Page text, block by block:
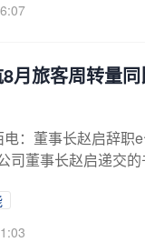
8月旅客周转量
：董事长赵启辞
司董事长赵启递交